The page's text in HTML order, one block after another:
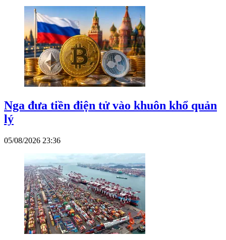
Nga đưa tiền điện tử vào khuôn khổ quản
lý
05/08/2026 23:36